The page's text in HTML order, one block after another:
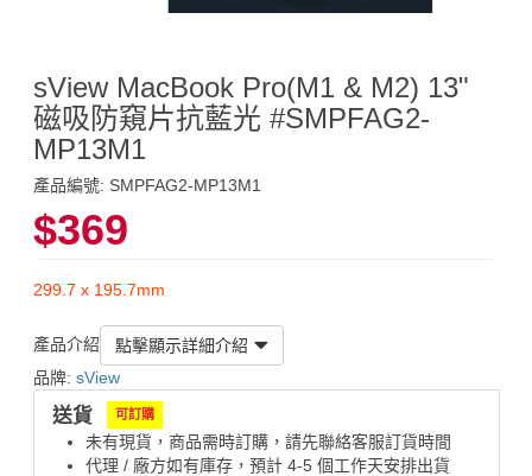
sView MacBook Pro(M1 & M2) 13"
磁吸防窺片抗藍光 #SMPFAG2-
MP13M1
產品編號: SMPFAG2-MP13M1
$369
299.7 x 195.7mm
產品介紹
點擊顯示詳細介紹
品牌: sView
送貨 可訂購
未有現貨，商品需時訂購，請先聯絡客服訂貨時間
代理 / 廠方如有庫存，預計 4-5 個工作天安排出貨